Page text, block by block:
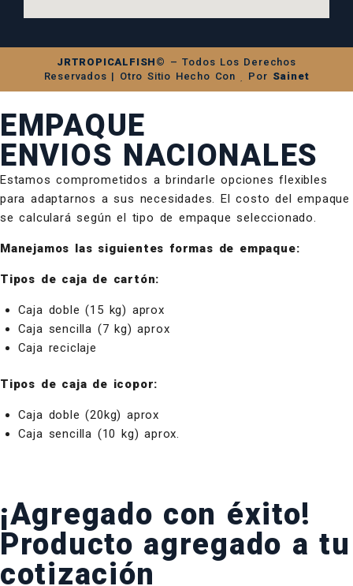
JRTROPICALFISH© – Todos Los Derechos
Reservados | Otro Sitio Hecho Con
Por Sainet
EMPAQUE
ENVIOS NACIONALES
Estamos comprometidos a brindarle opciones flexibles
para adaptarnos a sus necesidades. El costo del empaque
se calculará según el tipo de empaque seleccionado.
Manejamos las siguientes formas de empaque:
Tipos de caja de cartón:
Caja doble (15 kg) aprox
Caja sencilla (7 kg) aprox
Caja reciclaje
Tipos de caja de icopor:
Caja doble (20kg) aprox
Caja sencilla (10 kg) aprox.
¡Agregado con éxito!
Producto agregado a tu
cotización